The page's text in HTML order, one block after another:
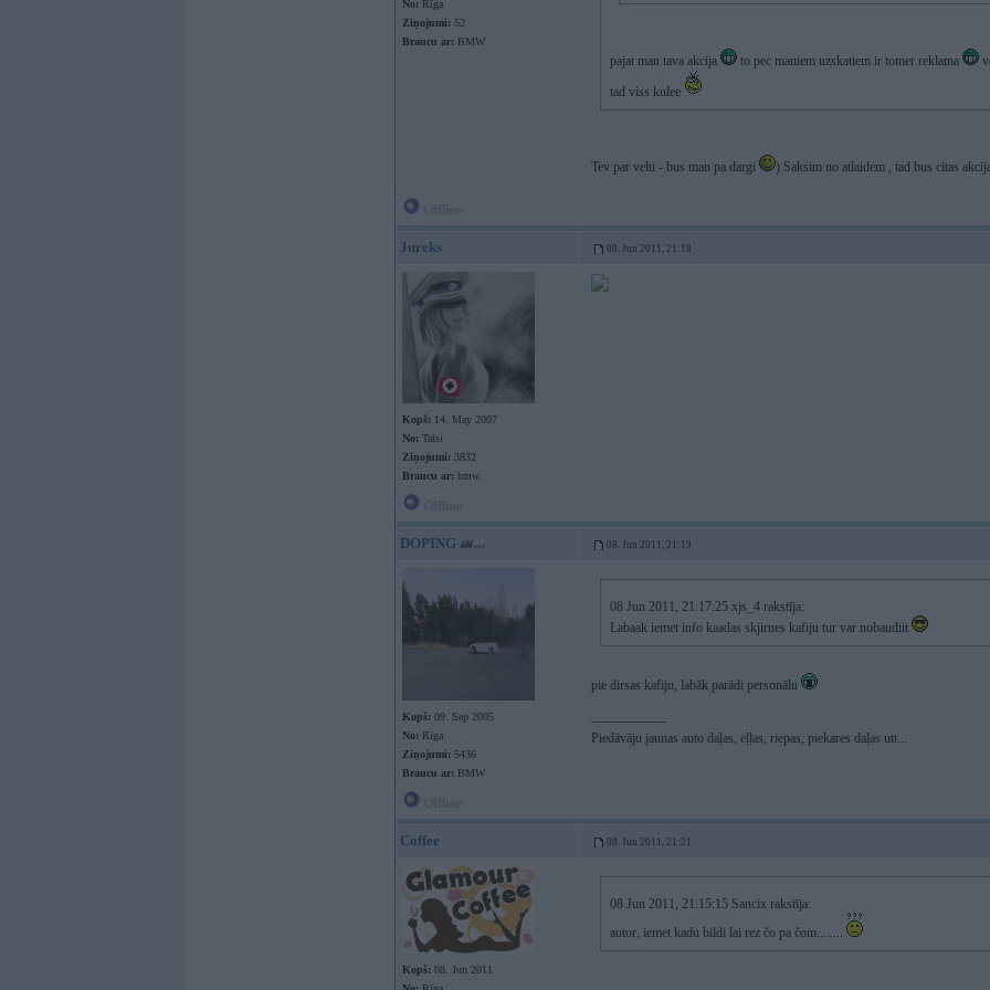
No: Rīga
Ziņojumi: 52
Braucu ar: BMW
pajat man tava akcija to pec maniem uzskatiem ir tomer reklama
tad viss kulee
Tev par velti - bus man pa dargi ) Saksim no atlaidem , tad bus citas
Jureks 08. Jun 2011, 21:18
Kopš: 14. May 2007
No: Talsi
Ziņojumi: 3832
Braucu ar: bmw
DOPING 08. Jun 2011, 21:19
Kopš: 09. Sep 2005
No: Rīga
Ziņojumi: 5436
Braucu ar: BMW
08 Jun 2011, 21:17:25 xjs_4 rakstīja:
Labaak iemet info kaadas skjirnes kafiju tur var nobaudiit
pie dirsas kafiju, labāk parādi personālu
-----------------
Piedāvāju jaunas auto daļas, eļļas, riepas, piekares daļas utt...
Coffee 08. Jun 2011, 21:21
Kopš: 08. Jun 2011
08 Jun 2011, 21:15:15 Sancix rakstīja:
autor, iemet kadu bildi lai rez čo pa čom........